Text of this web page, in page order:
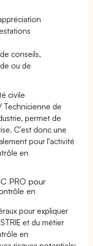
conseils,
ou de
civile
Technicienne de
permet de
C'est donc une
pour l'activité
en
PRO pour
en
pour expliquer
et du métier
en